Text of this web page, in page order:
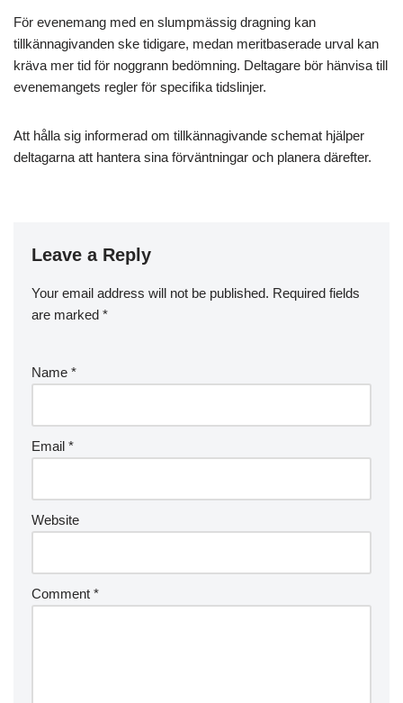
För evenemang med en slumpmässig dragning kan
tillkännagivanden ske tidigare, medan meritbaserade urval kan
kräva mer tid för noggrann bedömning. Deltagare bör hänvisa till
evenemangets regler för specifika tidslinjer.
Att hålla sig informerad om tillkännagivande schemat hjälper
deltagarna att hantera sina förväntningar och planera därefter.
Leave a Reply
Your email address will not be published. Required fields
are marked *
Name *
Email *
Website
Comment *